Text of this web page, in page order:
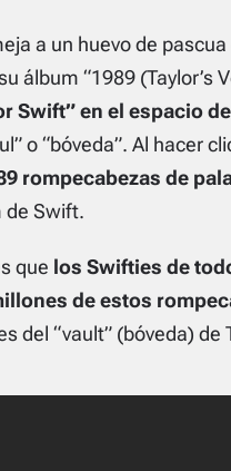
a un huevo de
álbum “1989 (Taylor’s
Swift” en el espacio
o “bóveda”. Al hacer
rompecabezas de
de Swift.
que los Swifties de
de estos
del “vault” (bóveda) de